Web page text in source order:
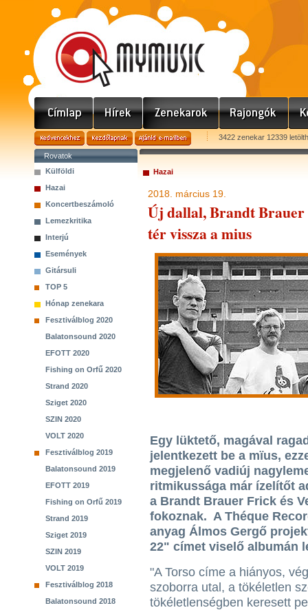
3422 zenekar 12339
Rovatok
Külföldi
Hazai
Koncertbeszámoló
Lemezkritika
Interjú
Események
Gitársuli
TOP 5
Hónap zenekara
Fesztiválblog 2020
Balatonsound 2020
EFOTT 2020
Fishing on Orfű 2020
Strand 2020
Sziget 2020
SZIN 2020
VOLT 2020
Fesztiválblog 2019
Balatonsound 2019
EFOTT 2019
Fishing on Orfű 2019
Strand 2019
Sziget 2019
SZIN 2019
VOLT 2019
Fesztiválblog 2018
Balatonsound 2018
Hazai
2018. március 19.
Új dallal, Brandt Brauer
tér vissza a mius
Egy lüktető, magával
jelentkezett be a mïus,
megjelenő vadiúj
ritmikussága már ízelítőt
a Brandt Brauer Frick és
fokoznak. A Théque
anyag Álmos Gergő
22" címet viselő albumán
"A Torso címe a hiányos,
szoborra utal, a tökéletlen
tökéletlenségben keresett